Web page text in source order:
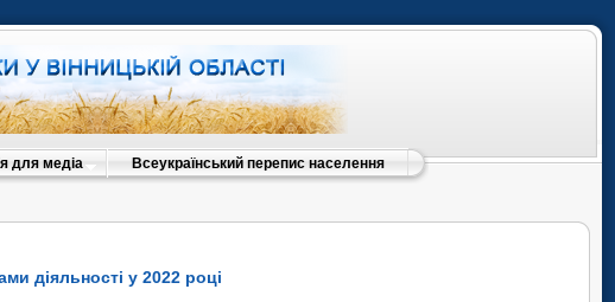
для медіа Всеукраїнський перепис населення
діяльності у 2022 році